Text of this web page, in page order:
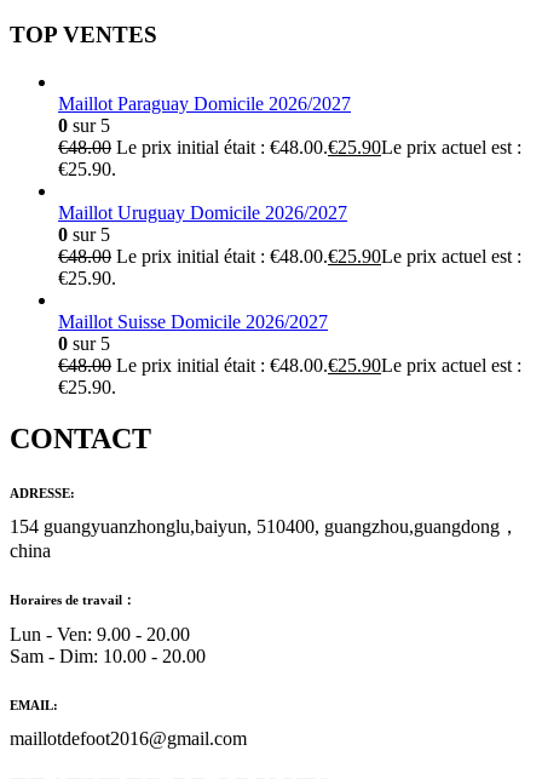
TOP VENTES
Maillot Paraguay Domicile 2026/2027
0 sur 5
€48.00 Le prix initial était : €48.00.€25.90Le prix actuel est :
€25.90.
Maillot Uruguay Domicile 2026/2027
0 sur 5
€48.00 Le prix initial était : €48.00.€25.90Le prix actuel est :
€25.90.
Maillot Suisse Domicile 2026/2027
0 sur 5
€48.00 Le prix initial était : €48.00.€25.90Le prix actuel est :
€25.90.
CONTACT
ADRESSE:
154 guangyuanzhonglu,baiyun, 510400, guangzhou,guangdong，
china
Horaires de travail：
Lun - Ven: 9.00 - 20.00
Sam - Dim: 10.00 - 20.00
EMAIL:
maillotdefoot2016@gmail.com